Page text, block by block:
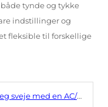
tynde og tykke
indstillinger og
fleksible til forskellige
en AC/DC TIG-svejsesæt?